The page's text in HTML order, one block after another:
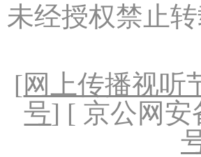
未经授权禁止
[网上传播视听
号] [ 京公网安